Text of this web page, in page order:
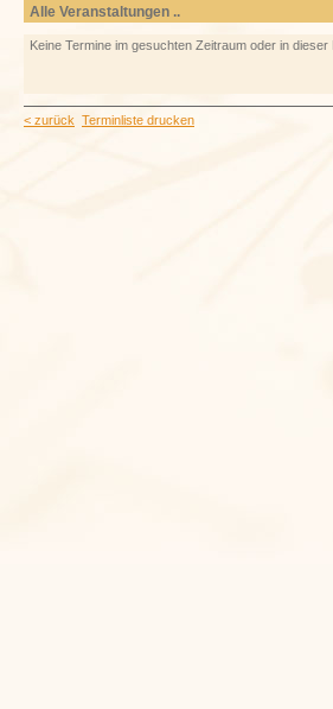
Alle Veranstaltungen ..
Keine Termine im gesuchten Zeitraum oder in dieser
< zurück Terminliste drucken